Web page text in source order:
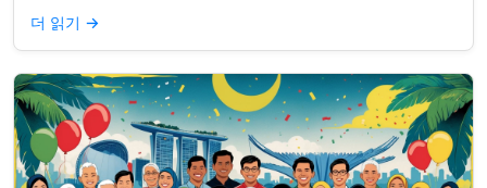
수감사절을 연장하는 것과 관...
더 읽기 →